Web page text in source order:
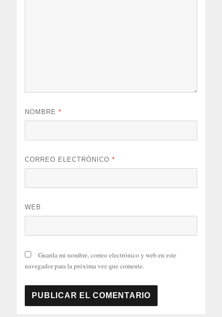
NOMBRE*
CORREO ELECTRÓNICO*
WEB
Guarda mi nombre, correo electrónico y web en este
navegador para la próxima vez que comente.